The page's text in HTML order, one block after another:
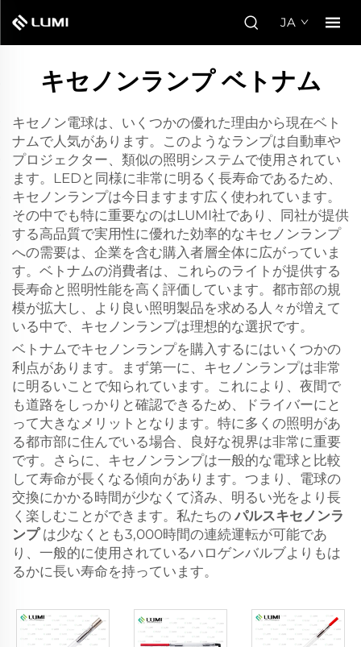
JA
キセノンランプ ベトナム
キセノン電球は、いくつかの優れた理由から現在ベト
ナムで人気があります。このようなランプは自動車や
プロジェクター、類似の照明システムで使用されてい
ます。LEDと同様に非常に明るく長寿命であるため、
キセノンランプは今日ますます広く使われています。
その中でも特に重要なのはLUMI社であり、同社が提供
する高品質で実用性に優れた効率的なキセノンランプ
への需要は、企業を含む購入者層全体に広がっていま
す。ベトナムの消費者は、これらのライトが提供する
長寿命と照明性能を高く評価しています。都市部の規
模が拡大し、より良い照明製品を求める人々が増えて
いる中で、キセノンランプは理想的な選択です。
ベトナムでキセノンランプを購入するにはいくつかの
利点があります。まず第一に、キセノンランプは非常
に明るいことで知られています。これにより、夜間で
も道路をしっかりと確認できるため、ドライバーにと
って大きなメリットとなります。特に多くの照明があ
る都市部に住んでいる場合、良好な視界は非常に重要
です。さらに、キセノンランプは一般的な電球と比較
して寿命が長くなる傾向があります。つまり、電球の
交換にかかる時間が少なくて済み、明るい光をより長
く楽しむことができます。私たちの パルスキセノンラ
ンプ は少なくとも3,000時間の連続運転が可能であ
り、一般的に使用されているハロゲンバルブよりもは
るかに長い寿命を持っています。